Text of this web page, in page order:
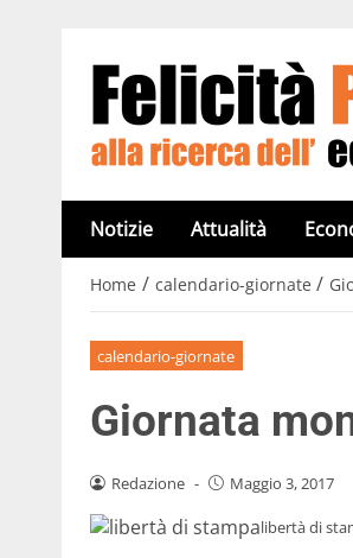
Notizie Attualità
Home / calendario-giornate /
calendario-giornate
Giornata
Redazione - Maggio 3, 2017
libertà di